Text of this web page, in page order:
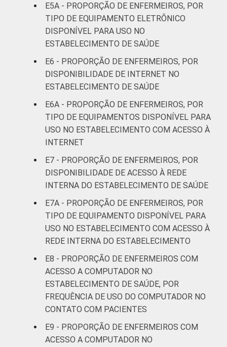
de 2014 e março de 2015.
3Base: 442 enfermeiros que têm computador
portátil à disposição para uso no
estabelecimento de saúde em que trabalha.
Dados coletados entre setembro de 2014 e
março de 2015.
4Base: 144 enfermeiros que têm tablet à
saúde em que trabalha. Dados coletados
entre setembro de 2014 e março de 2015.
5Base: 1.233 enfermeiros que têm celular à
disposição para uso no estabelecimento de
saúde em que trabalha. Dados coletados
entre setembro de 2014 e março de 2015.
Fonte: NIC.br - set 2014 / mar 2015
E5A - PROPORÇÃO DE ENFERMEIROS, POR
TIPO DE EQUIPAMENTO ELETRÔNICO
DISPONÍVEL PARA USO NO
ESTABELECIMENTO DE SAÚDE
E6 - PROPORÇÃO DE ENFERMEIROS, POR
DISPONIBILIDADE DE INTERNET NO
ESTABELECIMENTO DE SAÚDE
E6A - PROPORÇÃO DE ENFERMEIROS, POR
TIPO DE EQUIPAMENTOS DISPONÍVEL PARA
USO NO ESTABELECIMENTO COM ACESSO À
INTERNET
E7 - PROPORÇÃO DE ENFERMEIROS, POR
DISPONIBILIDADE DE ACESSO À REDE
INTERNA DO ESTABELECIMENTO DE SAÚDE
E7A - PROPORÇÃO DE ENFERMEIROS, POR
TIPO DE EQUIPAMENTO DISPONÍVEL PARA
USO NO ESTABELECIMENTO COM ACESSO À
REDE INTERNA DO ESTABELECIMENTO
E8 - PROPORÇÃO DE ENFERMEIROS COM
ACESSO A COMPUTADOR NO
ESTABELECIMENTO DE SAÚDE, POR
FREQUÊNCIA DE USO DO COMPUTADOR NO
CONTATO COM PACIENTES
E9 - PROPORÇÃO DE ENFERMEIROS COM
ACESSO A COMPUTADOR NO